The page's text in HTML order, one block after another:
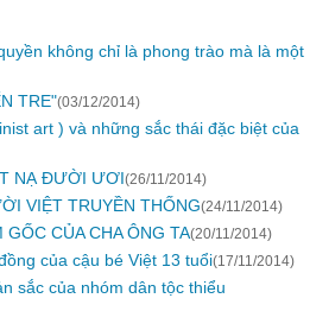
không chỉ là phong trào mà là một
TRE"(03/12/2014)
art ) và những sắc thái đặc biệt của
NẠ ĐƯỜI ƯƠI(26/11/2014)
VIỆT TRUYỀN THỐNG(24/11/2014)
CỦA CHA ÔNG TA(20/11/2014)
của cậu bé Việt 13 tuổi(17/11/2014)
sắc của nhóm dân tộc thiểu